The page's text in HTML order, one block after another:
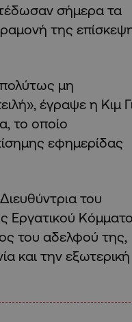
σήμερα τα
της
μη
έγραψε η Κιμ
το οποίο
εφημερίδας
του
Εργατικού
του αδελφού της,
και την εξωτερική